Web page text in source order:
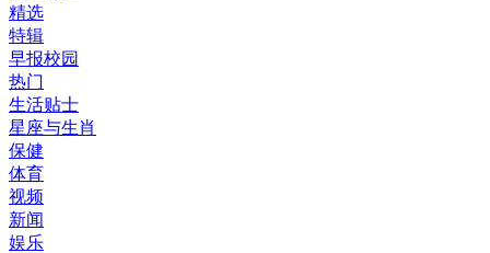
精选
特辑
早报校园
热门
生活贴士
星座与生肖
保健
体育
视频
新闻
娱乐